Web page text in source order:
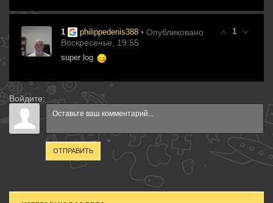
1
1 philippedenis388 • Опубликовано
Воскресенье, 19:55
super log
Войдите:
ОТПРАВИТЬ